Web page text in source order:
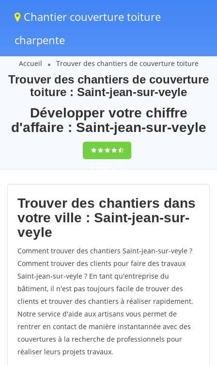
Chantier couverture toiture
charpente
Accueil Trouver des chantiers de couverture toiture
Trouver des chantiers de couverture
toiture : Saint-jean-sur-veyle
Développer votre chiffre
d'affaire : Saint-jean-sur-veyle
9,5(100%)73
votes
Trouver des chantiers dans
votre ville : Saint-jean-sur-
veyle
Comment trouver des chantiers Saint-jean-sur-veyle ?
Comment trouver des clients pour faire des travaux
Saint-jean-sur-veyle ? En tant qu'entreprise du
bâtiment, il n'est pas toujours facile de trouver des
clients et trouver des chantiers à réaliser rapidement.
Notre service d'aide aux artisans vous permet de
rentrer en contact de manière instantannée avec des
couvertures à la recherche de professionnels pour
réaliser leurs projets travaux.